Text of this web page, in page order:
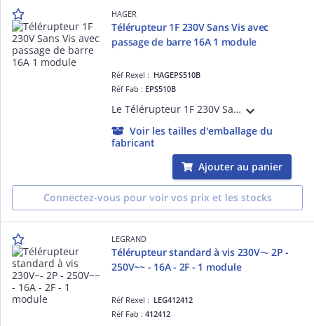
HAGER
Télérupteur 1F 230V Sans Vis avec
passage de barre 16A 1 module
Réf Rexel : HAGEPS510B
Réf Fab : EPS510B
Le Télérupteur 1F 230V Sans Vis avec passage de barre 16A 1 module Hager permet de contrôler efficacement une charge à partir de plusieurs points de commande. Sa conception fiable garantit une installation facile et durable.
Voir les tailles d'emballage du
fabricant
Ajouter au panier
Connectez-vous pour voir vos prix et les stocks
LEGRAND
Télérupteur standard à vis 230V~- 2P -
250V~~ - 16A - 2F - 1 module
Réf Rexel : LEG412412
Réf Fab :412412